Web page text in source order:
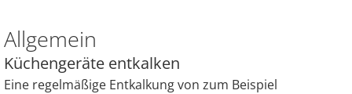
Allgemein
Küchengeräte entkalken
Eine regelmäßige Entkalkung von zum Beispiel